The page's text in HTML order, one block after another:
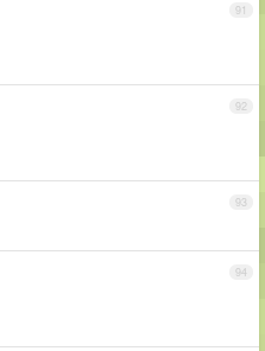
91
92
93
94